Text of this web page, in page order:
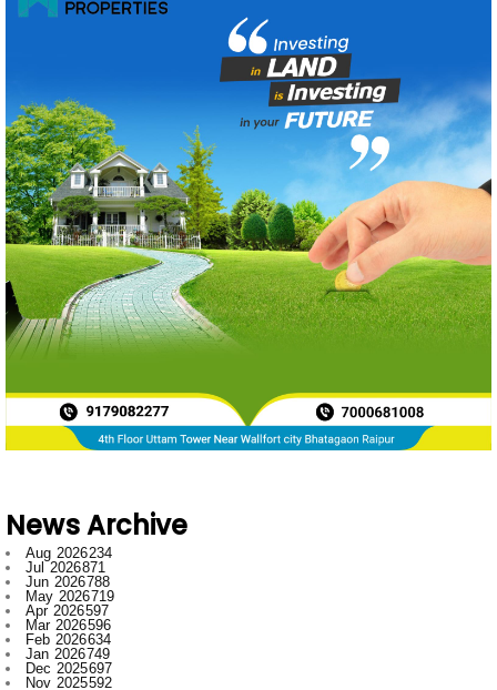
News Archive
Jun 2026
788
May 2026719
Apr 2026597
Mar 2026596
Feb 2026634
Jan 2026749
Dec 2025697
Nov 2025592
Oct 2025546
Sept 2025662
Aug 2025669
Jul 2025776